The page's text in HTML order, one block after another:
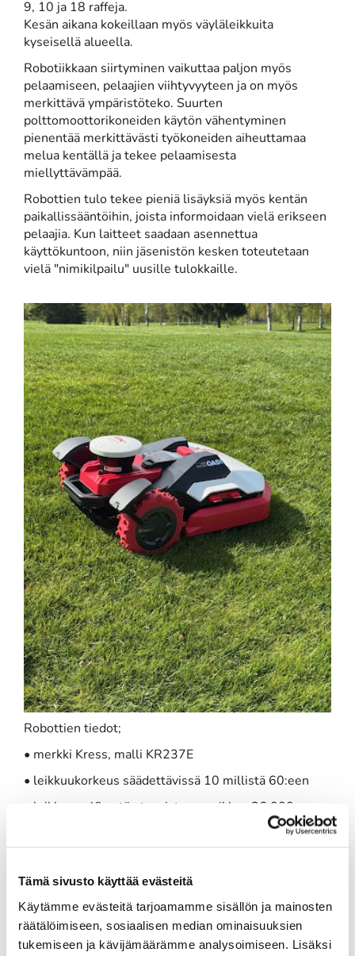
Tämä sivusto käyttää evästeitä
Käytämme evästeitä tarjoamamme sisällön ja mainosten
räätälöimiseen, sosiaalisen median ominaisuuksien
tukemiseen ja kävijämäärämme analysoimiseen. Lisäksi
9, 10 ja 18 raffeja.
​​​​​​​Kesän aikana kokeillaan myös väyläleikkuita
kyseisellä alueella.
Robotiikkaan siirtyminen vaikuttaa paljon myös
pelaamiseen, pelaajien viihtyvyyteen ja on myös
merkittävä ympäristöteko. Suurten
polttomoottorikoneiden käytön vähentyminen
pienentää merkittävästi työkoneiden aiheuttamaa
melua kentällä ja tekee pelaamisesta
miellyttävämpää.
Robottien tulo tekee pieniä lisäyksiä myös kentän
paikallissääntöihin, joista informoidaan vielä erikseen
pelaajia. Kun laitteet saadaan asennettua
käyttökuntoon, niin jäsenistön kesken toteutetaan
vielä "nimikilpailu" uusille tulokkaille.
Robottien tiedot;
• merkki Kress, malli KR237E
• leikkuukorkeus säädettävissä 10 millistä 60:een
• leikkaa golfkentän tasoista nurmikkoa 36 000
• latausaika noin 30 minuuttia